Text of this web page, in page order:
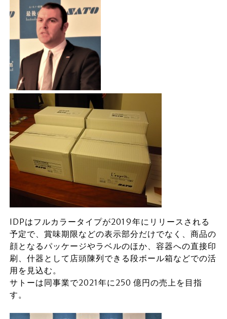
IDPはフルカラータイプが2019年にリリースされる
予定で、賞味期限などの表示部分だけでなく、商品の
顔となるパッケージやラベルのほか、容器への直接印
刷、什器として店頭陳列できる段ボール箱などでの活
用を見込む。
サトーは同事業で2021年に250 億円の売上を目指
す。